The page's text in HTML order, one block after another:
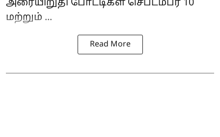
அரையிறுதி போட்டிகள் செப்டம்பர் 10
மற்றும் ...
Read More